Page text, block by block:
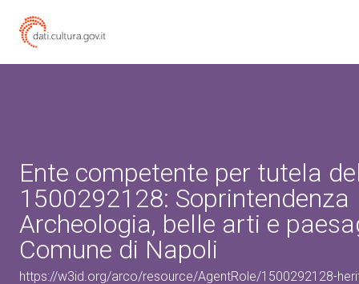
Ente competente per tutela
1500292128: Soprintendenza
Archeologia, belle arti e
Comune di Napoli
https://w3id.org/arco/resource/AgentRole/1500292128-